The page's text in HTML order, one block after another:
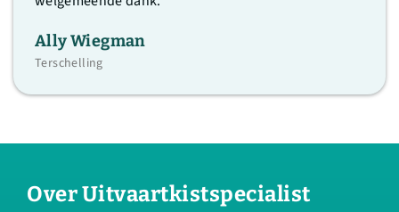
Ally Wiegman
Terschelling
Over Uitvaartkistspecialist